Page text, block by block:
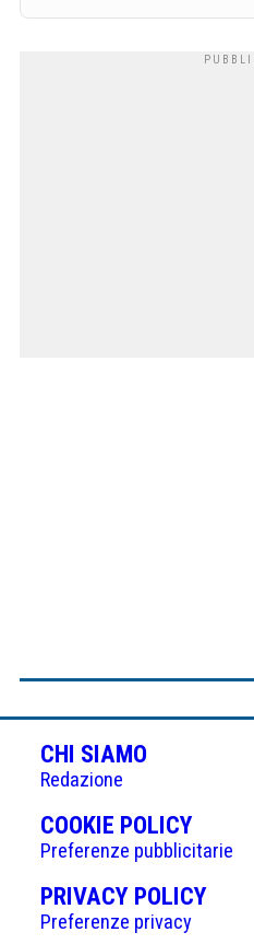
CHI SIAMO
Redazione
COOKIE POLICY(APRE
IN
UNA
NUOVA
Preferenze pubblicitarie
PRIVACY POLICY(APRE
Preferenze privacy